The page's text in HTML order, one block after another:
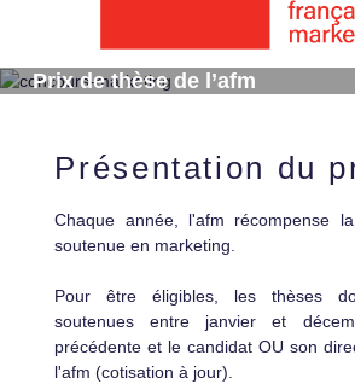
Prix de thèse de l’afm
Présentation du
Chaque année, l'afm récompense
soutenue en marketing.
Pour être éligibles, les thèses
soutenues entre janvier et
précédente et le candidat OU son
l'afm (cotisation à jour).